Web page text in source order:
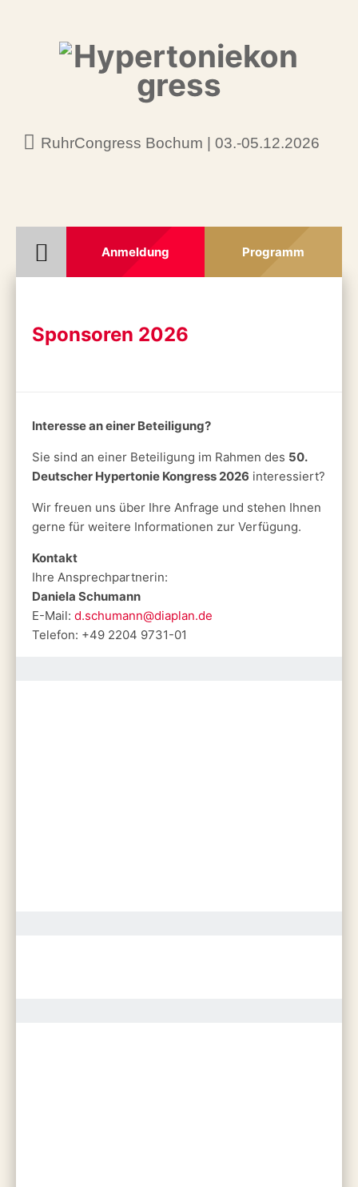
RuhrCongress Bochum | 03.-05.12.2026
Anmeldung Programm
Sponsoren 2026
Interesse an einer Beteiligung?
Sie sind an einer Beteiligung im Rahmen des 50.
Deutscher Hypertonie Kongress 2026 interessiert?
Wir freuen uns über Ihre Anfrage und stehen Ihnen
gerne für weitere Informationen zur Verfügung.
Kontakt
Ihre Ansprechpartnerin:
Daniela Schumann
E-Mail: d.schumann@diaplan.de
Telefon: +49 2204 9731-01